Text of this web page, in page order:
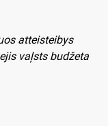
atteisteibys
vaļsts budžeta